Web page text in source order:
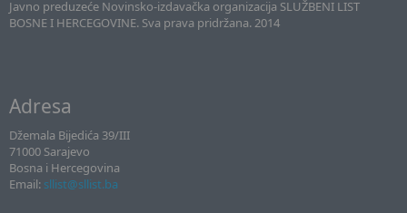
Javno preduzeće Novinsko-izdavačka organizacija SLUŽBENI LIST
BOSNE I HERCEGOVINE. Sva prava pridržana. 2014
Adresa
Džemala Bijedića 39/III
71000 Sarajevo
Bosna i Hercegovina
Email: sllist@sllist.ba